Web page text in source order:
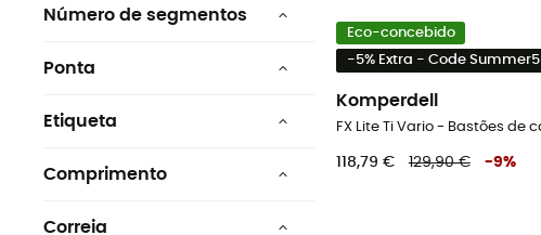
Número de segmentos
3 segmentos
4 fiber
5 fiber
Ponta
Tungsten carbide
FlexTip
Etiqueta
Comprimento
Correia
Eco-concebido
-5% Extra - Code Summer5
Komperdell
118,79 € 129,90 € -9%